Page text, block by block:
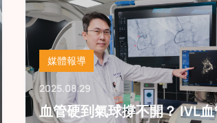
媒體報導
2025.08.29
血管硬到氣球撐不開？ IVL